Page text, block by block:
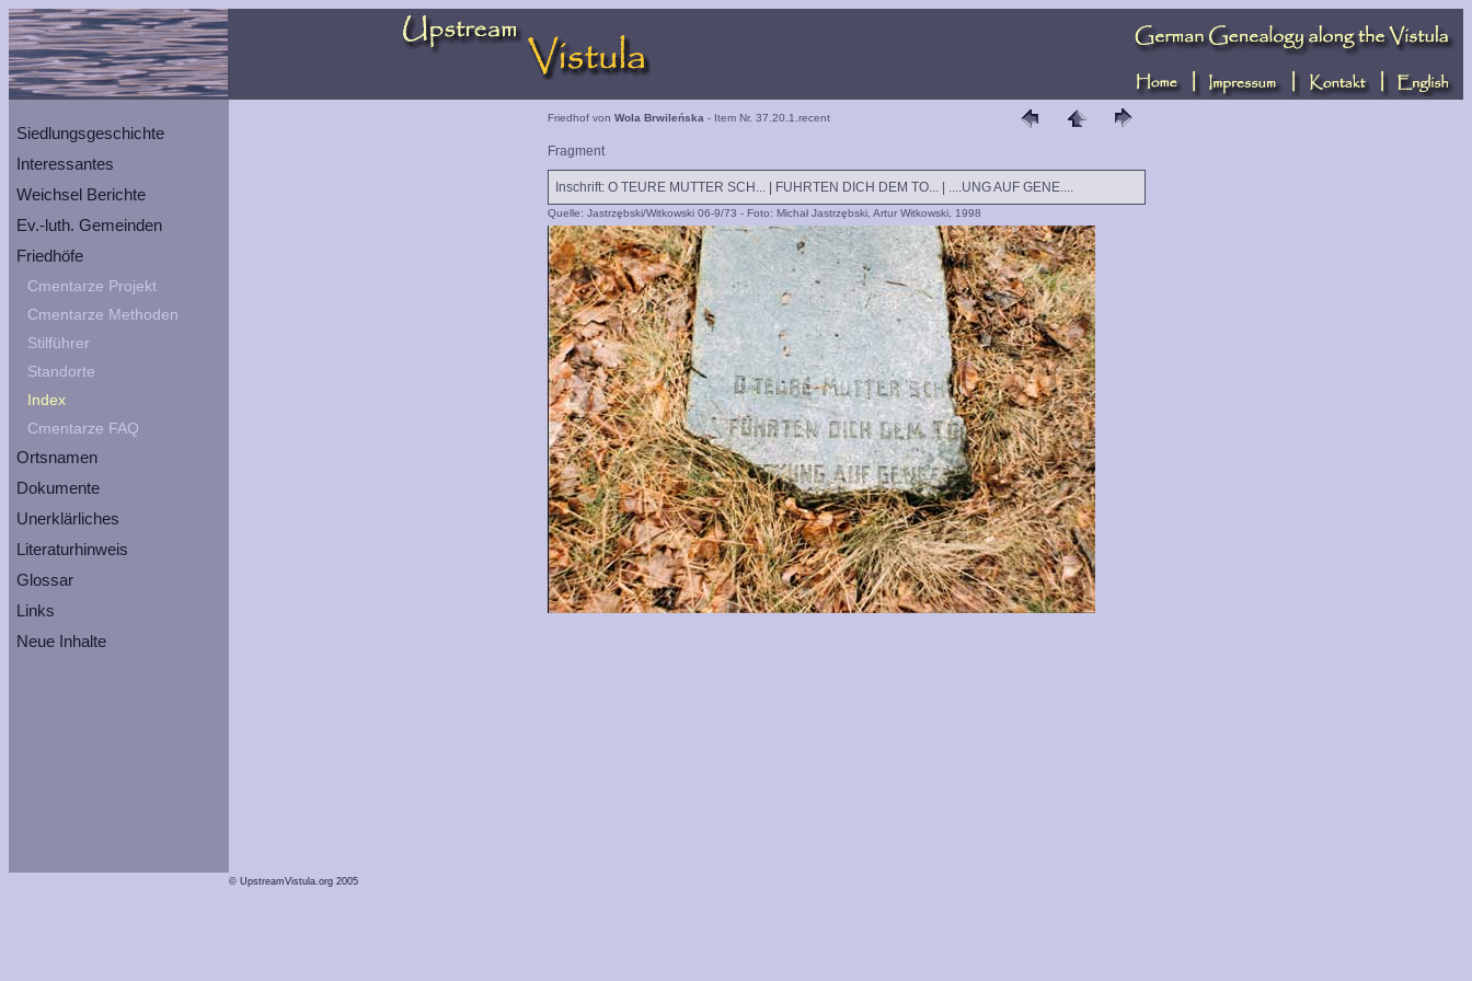
Siedlungsgeschichte
Interessantes
Weichsel Berichte
Ev.-luth. Gemeinden
Friedhöfe
Cmentarze Projekt
Cmentarze Methoden
Stilführer
Standorte
Index
Cmentarze FAQ
Ortsnamen
Dokumente
Unerklärliches
Literaturhinweis
Glossar
Links
Neue Inhalte
Friedhof von Wola Brwileńska - Item Nr. 37.20.1.recent
Fragment
Inschrift: O TEURE MUTTER SCH... | FUHRTEN DICH DEM TO... | ....UNG AUF GENE....
Quelle: Jastrzębski/Witkowski 06-9/73 - Foto: Michał Jastrzębski, Artur Witkowski, 1998
© UpstreamVistula.org 2005